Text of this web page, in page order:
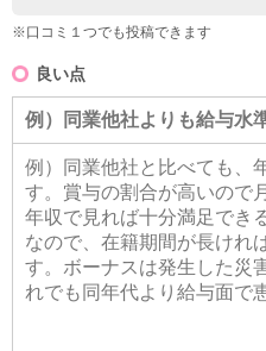
※口コミ１つでも投稿できます
良い点